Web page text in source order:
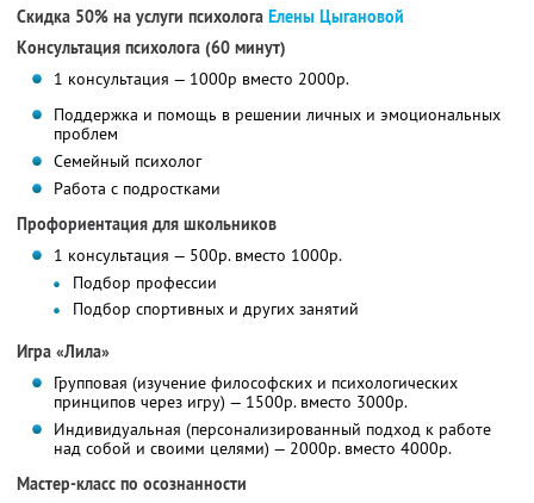
Скидка 50% на услуги психолога Елены Цыгановой
Консультация психолога (60 минут)
1 консультация — 1000р вместо 2000р.
Поддержка и помощь в решении личных и эмоциональных
проблем
Семейный психолог
Работа с подростками
Профориентация для школьников
1 консультация — 500р. вместо 1000р.
Подбор профессии
Подбор спортивных и других занятий
Игра «Лила»
Групповая (изучение философских и психологических
принципов через игру) — 1500р. вместо 3000р.
Индивидуальная (персонализированный подход к работе
над собой и своими целями) — 2000р. вместо 4000р.
Мастер-класс по осознанности